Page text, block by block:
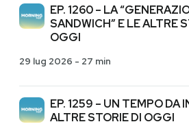
EP. 1260 – LA
SANDWICH” E LE ALTRE
OGGI
29 lug 2026 - 27 min
EP. 1259 – UN TEMPO DA
ALTRE STORIE DI OGGI